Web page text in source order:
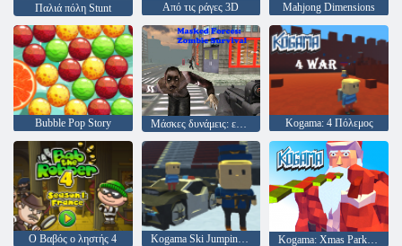
Παλιά πόλη Stunt Από τις ράγες 3D Mahjong Dimensions
Bubble Pop Story Μάσκες δυνάμεις: επιβίωση ζόμπι Kogama: 4 Πόλεμος
Ο Βαβός ο ληστής 4 Kogama Ski Jumping !!
Kogama: Xmas Parkour